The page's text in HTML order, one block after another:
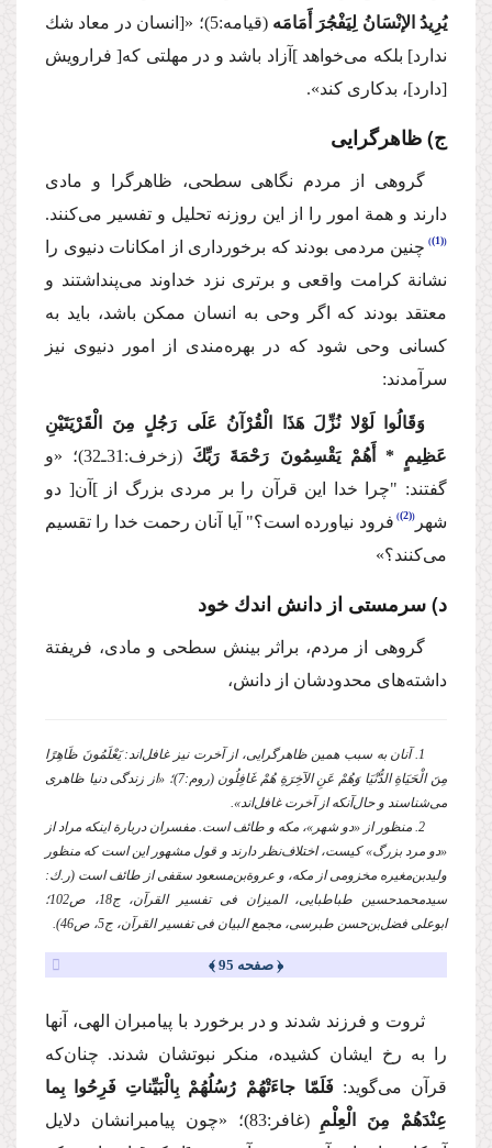
یُرِیدُ الإنْسَانُ لِیَفْجُرَ أَمَامَه (قیامه:5)؛
«[انسان در معاد شك
ندارد] بلكه می‌خواهد ]آزاد باشد و در مهلتی كه[ فرارویش
[دارد]، بدكاری كند».
ج) ظاهرگرایی
گروهی از مردم نگاهی سطحی، ظاهرگرا و مادی
دارند و همة امور را از این روزنه تحلیل و تفسیر می‌كنند.
(1)
چنین مردمی بودند كه برخورداری از امكانات دنیوی را
نشانة كرامت واقعی و برتری نزد خداوند می‌پنداشتند و
معتقد بودند كه اگر وحی به انسان ممكن باشد، باید به
كسانی وحی شود كه در بهره‌مندی از امور دنیوی نیز
سرآمدند:
وَقَالُوا لَوْلا نُزِّلَ هَذَا الْقُرْآنُ عَلَی رَجُلٍ مِنَ الْقَرْیَتَیْنِ
عَظِیمٍ * أَهُمْ یَقْسِمُونَ رَحْمَةَ رَبِّكَ (زخرف:31ـ32)؛
«و
گفتند: "چرا خدا این قرآن را بر مردی بزرگ از ]آن[ دو
شهر
(2)
فرود نیاورده است؟" آیا آنان رحمت خدا را تقسیم
می‌كنند؟»
د) سرمستی از دانش اندك خود
گروهی از مردم، براثر بینش سطحی و مادی، فریفتة
داشته‌های محدودشان از دانش،
1. آنان به سبب همین ظاهرگرایی، از آخرت نیز غافل‌اند: یَعْلَمُونَ ظَاهِرًا
مِنَ الْحَیَاةِ الدُّنْیَا وَهُمْ عَنِ الآخِرَةِ هُمْ غَافِلُون (روم:7)؛ «از زندگی دنیا ظاهری
می‌شناسند و حال‌آنكه از آخرت غافل‌اند».
2. منظور از «دو شهر»، مكه و طائف است. مفسران دربارة اینكه مراد از
«دو مرد بزرگ» كیست، اختلاف‌نظر دارند و قول مشهور این است كه منظور
ولید‌بن‌مغیره مخزومی از مكه، و عروة‌بن‌مسعود سقفی از طائف است (ر.ك:
سیدمحمدحسین طباطبایی، المیزان فی تفسیر القرآن، ج18، ص102؛
ابوعلی فضل‌بن‌حسن طبرسی، مجمع البیان فی تفسیر القرآن، ج5، ص46).
﴿ صفحه 95 ﴾
ثروت و فرزند شدند و در برخورد با پیامبران الهی، آنها
را به رخ ایشان كشیده، منكر نبوتشان شدند. چنان‌كه
قرآن می‌گوید:فَلَمّا جاءَتْهُمْ رُسُلُهُمْ بِالْبَیِّناتِ فَرِحُوا بِما
عِنْدَهُمْ مِنَ الْعِلْمِ(غافر:83)؛
«چون پیامبرانشان دلایل